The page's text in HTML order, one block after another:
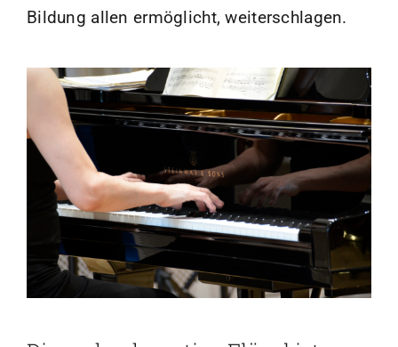
Bildung allen ermöglicht, weiterschlagen.